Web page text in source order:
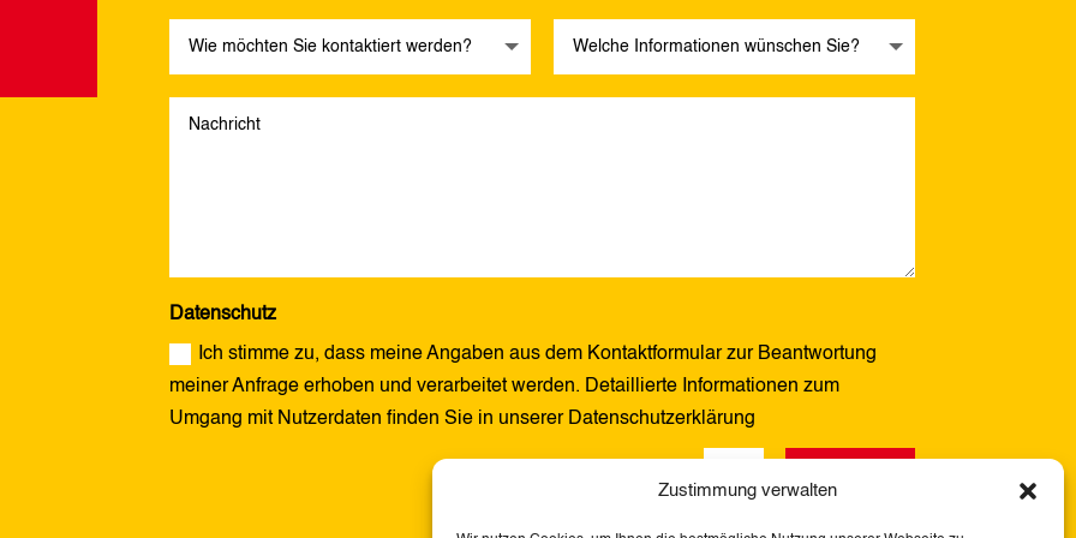
Zustimmung verwalten
Datenschutz
Ich stimme zu, dass meine Angaben aus dem Kontaktformular zur Beantwortung
meiner Anfrage erhoben und verarbeitet werden. Detaillierte Informationen zum
Umgang mit Nutzerdaten finden Sie in unserer Datenschutzerklärung